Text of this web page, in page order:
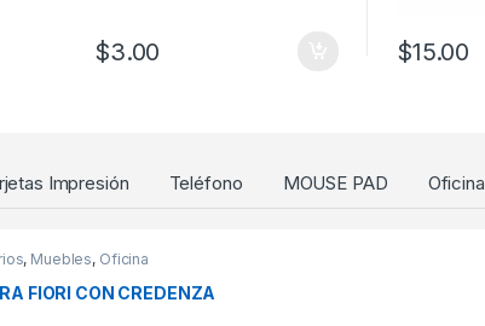
$3.00 $15.00
Impresión Teléfono MOUSE PAD Oficina
, Muebles, Oficina
FIORI CON CREDENZA